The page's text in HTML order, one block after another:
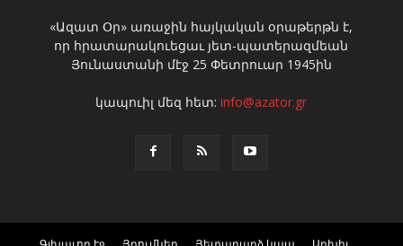
«Ազատ Օր» առաջին հայկական օրաթերթն է,
որ հրատարակուեցաւ յետ-պատերազմեան
Յունաստանի մէջ 25 Փետրուար 1945ին
կապուիլ մեզ հետ:info@azator.gr